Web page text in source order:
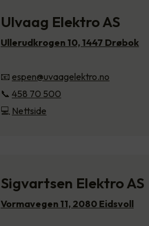
Ulvaag Elektro AS
Ullerudkrogen 10, 1447 Drøbok
📧 espen@uvaagelektro.no
📞 458 70 500
💻 Nettside
Sigvartsen Elektro AS
Vormavegen 11, 2080 Eidsvoll